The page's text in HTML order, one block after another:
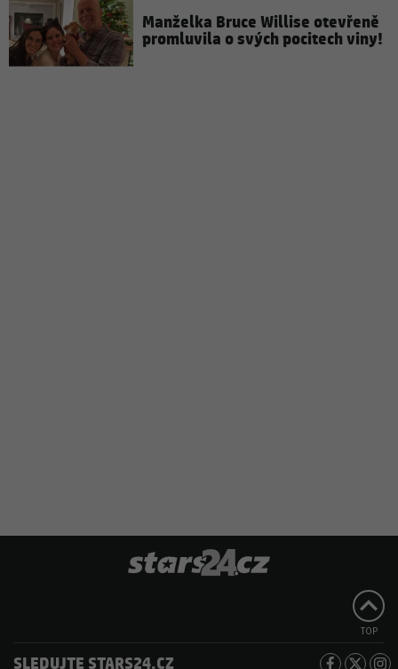
Manželka Bruce Willise otevřeně
promluvila o svých pocitech viny!
TOP
SLEDUJTE STARS24.CZ